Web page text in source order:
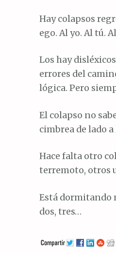
Hay colapsos
ego. Al yo. Al tú.
Los hay
errores del
lógica. Pero
El colapso no
cimbrea de lado
Hace falta otro
terremoto, otros
Está dormitando
dos, tres…